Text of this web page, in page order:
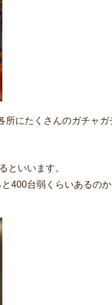
所にたくさんのガチャガ
といいます。
400台弱くらいあるの